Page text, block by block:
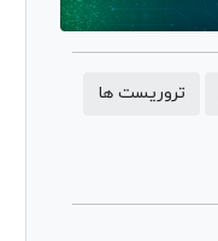
تروریست ها